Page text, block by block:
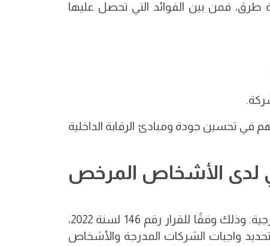
طرق، فمن بين الفوائد التي تحصل عليها
تحسين جودة ومبادئ الرقابة الداخلية
لدى الأشخاص المرخص
نعم، أجازت هيئة أسواق المال إسناد نشاط التدقيق الداخلي لدى الأشخاص المرخص لهم إلى جهة خارجية. وذلك وفقًا للقرار رقم 146 لسنة 2022،
واجبات الشركات المدرجة والأشخاص